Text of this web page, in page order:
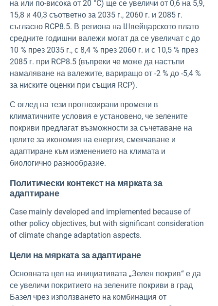
на или по-висока от 20 °C) ще се увеличи от 0,6 на 5,9,
15,8 и 40,3 съответно за 2035 г., 2060 г. и 2085 г.
съгласно RCP8.5. В региона на Швейцарското плато
средните годишни валежи могат да се увеличат с до
10 % през 2035 г., с 8,4 % през 2060 г. и с 10,5 % през
2085 г. при RCP8.5 (въпреки че може да настъпи
намаляване на валежите, вариращо от -2 % до -5,4 %
за ниските оценки при същия RCP).
С оглед на тези прогнозирани промени в
климатичните условия е установено, че зелените
покриви предлагат възможности за съчетаване на
целите за икономия на енергия, смекчаване и
адаптиране към изменението на климата и
биологично разнообразие.
Политически контекст на мярката за
адаптиране
Case mainly developed and implemented because of
other policy objectives, but with significant consideration
of climate change adaptation aspects.
Цели на мярката за адаптиране
Основната цел на инициативата „Зелен покрив“ е да
се увеличи покритието на зелените покриви в град
Базел чрез използването на комбинация от